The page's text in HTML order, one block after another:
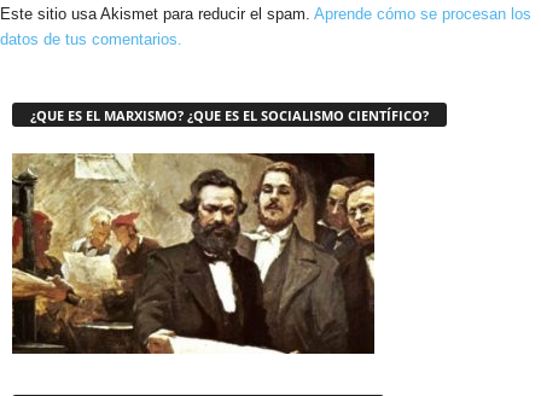
Este sitio usa Akismet para reducir el spam. Aprende cómo se procesan los
datos de tus comentarios.
¿QUE ES EL MARXISMO? ¿QUE ES EL SOCIALISMO CIENTÍFICO?